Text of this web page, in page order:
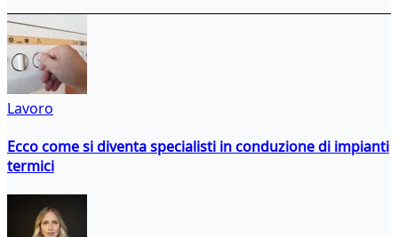
Lavoro
Ecco come si diventa specialisti in conduzione di impianti
termici